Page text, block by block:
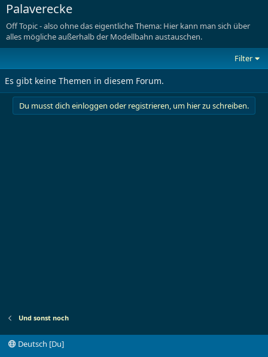
Palaverecke
Off Topic - also ohne das eigentliche Thema: Hier kann man sich über
alles mögliche außerhalb der Modellbahn austauschen.
Filter
Es gibt keine Themen in diesem Forum.
Du musst dich einloggen oder registrieren, um hier zu schreiben.
Und sonst noch
Deutsch [Du]